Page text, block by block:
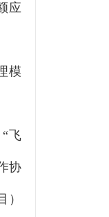
应
模
“飞
协